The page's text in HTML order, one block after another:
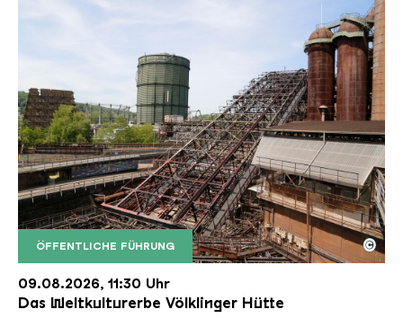
ÖFFENTLICHE FÜHRUNG
Der Erzschrägaufzug der Völklinger Hütte mit
Copyright: Weltkulturerbe Völklinger Hütte | Karl
©
09.08.2026, 11:30 Uhr
Das Weltkulturerbe Völklinger Hütte